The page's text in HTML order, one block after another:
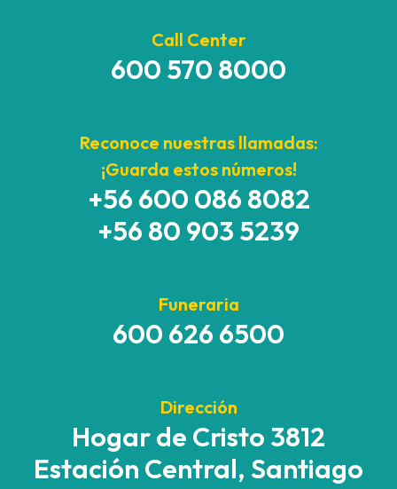
Call Center
600 570 8000
Reconoce nuestras llamadas:
¡Guarda estos números!
+56 600 086 8082
+56 80 903 5239
Funeraria
600 626 6500
Dirección
Hogar de Cristo 3812
Estación Central, Santiago